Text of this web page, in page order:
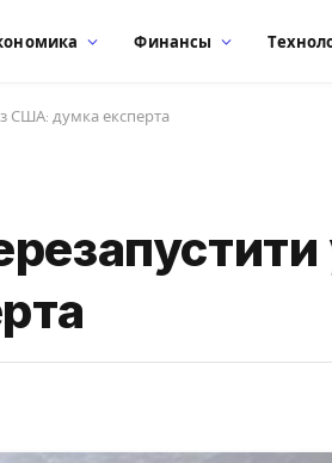
Финансы
з США: думка експерта